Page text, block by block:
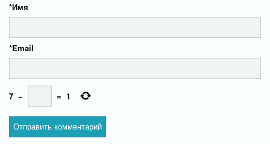
Имя
*
Email
*
7 − = 1